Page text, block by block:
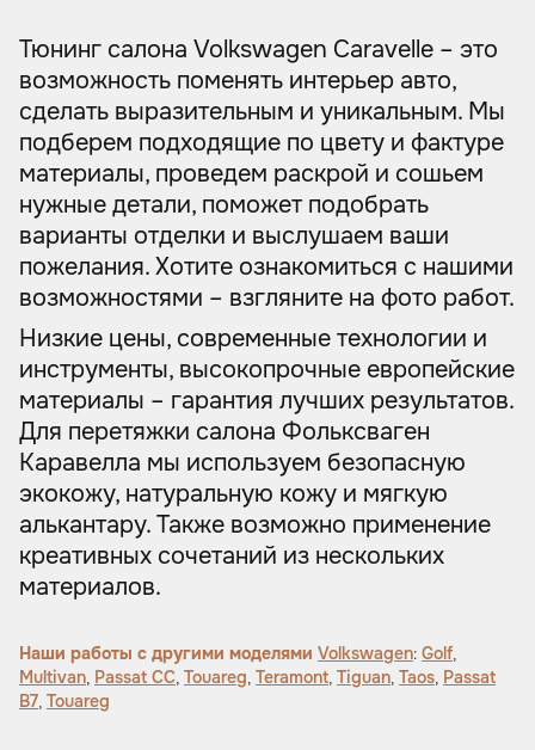
Тюнинг салона Volkswagen Caravelle – это
возможность поменять интерьер авто,
сделать выразительным и уникальным. Мы
подберем подходящие по цвету и фактуре
материалы, проведем раскрой и сошьем
нужные детали, поможет подобрать
варианты отделки и выслушаем ваши
пожелания. Хотите ознакомиться с нашими
возможностями – взгляните на фото работ.
Низкие цены, современные технологии и
инструменты, высокопрочные европейские
материалы – гарантия лучших результатов.
Для перетяжки салона Фольксваген
Каравелла мы используем безопасную
экокожу, натуральную кожу и мягкую
алькантару. Также возможно применение
креативных сочетаний из нескольких
материалов.
Наши работы с другими моделями Volkswagen: Golf,
Multivan, Passat CC, Touareg, Teramont, Tiguan, Taos, Passat
B7, Touareg